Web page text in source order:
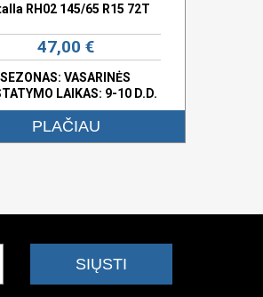
RH02 145/65 R15 72T
47,00 €
SEZONAS: VASARINĖS
LAIKAS: 9-10 D.D.
PLAČIAU